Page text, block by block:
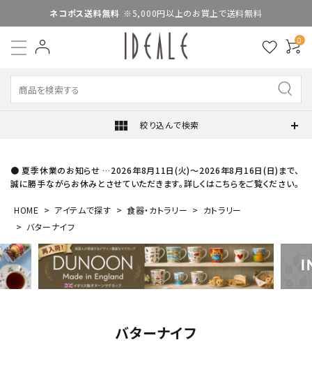
ネコポス送料無料 ※5,000円以上のお買上で送料無料
0
view_module 絞り込んで検索
● 夏季休業のお知らせ …2026年8月11日(火)～2026年8月16日(日)まで、
誠に勝手ながらお休みとさせていただきます。詳しくはこちらをご覧ください。
HOME アイテムで探す 食器・カトラリー
カトラリー
バターナイフ
バターナイフ